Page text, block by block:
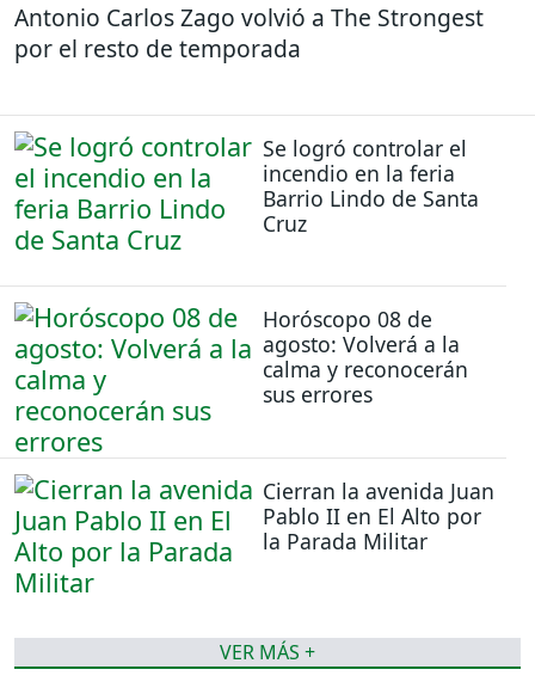
Antonio Carlos Zago volvió a The Strongest
por el resto de temporada
Se logró controlar el
incendio en la feria
Barrio Lindo de Santa
Cruz
Horóscopo 08 de
agosto: Volverá a la
calma y reconocerán
sus errores
Cierran la avenida Juan
Pablo II en El Alto por
la Parada Militar
VER MÁS +